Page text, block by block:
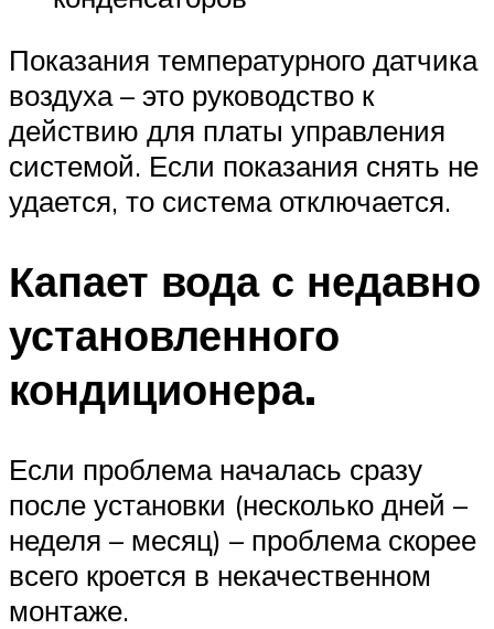
Показания температурного датчика
воздуха – это руководство к
действию для платы управления
системой. Если показания снять не
удается, то система отключается.
Капает вода с недавно
установленного
кондиционера.
Если проблема началась сразу
после установки (несколько дней –
неделя – месяц) – проблема скорее
всего кроется в некачественном
монтаже.